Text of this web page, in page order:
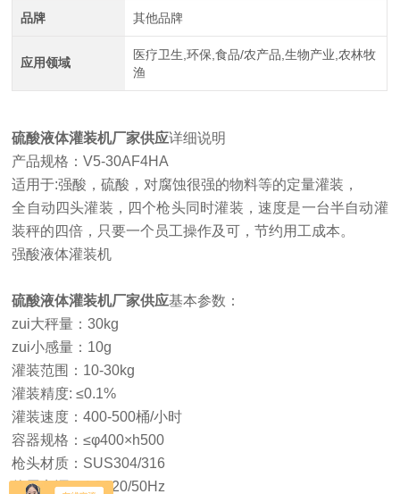
品牌 其他品牌
应用领域
医疗卫生,环保,食品/农产品,生物产业,农林牧
渔
硫酸液体灌装机厂家供应详细说明
产品规格：V5-30AF4HA
适用于:强酸，硫酸，对腐蚀很强的物料等的定量灌装，
全自动四头灌装，四个枪头同时灌装，速度是一台半自动灌
装秤的四倍，只要一个员工操作及可，节约用工成本。
强酸液体灌装机
硫酸液体灌装机厂家供应基本参数：
zui大秤量：30kg
zui小感量：10g
灌装范围：10-30kg
灌装精度: ≤0.1%
灌装速度：400-500桶/小时
容器规格：≤φ400×h500
枪头材质：SUS304/316
使用电源：AC220/50Hz